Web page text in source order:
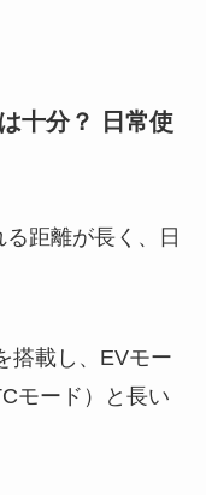
十分？ 日常使
距離が長く、日
搭載し、EVモー
モード）と長い